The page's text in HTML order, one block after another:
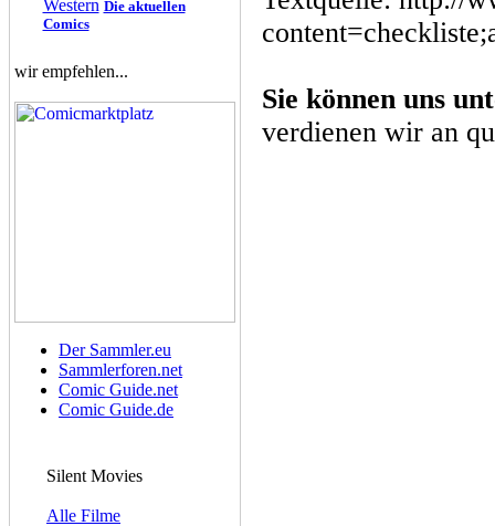
Western Die aktuellen
Comics
wir empfehlen...
Der Sammler.eu
Sammlerforen.net
Comic Guide.net
Comic Guide.de
Silent Movies
Alle Filme
Sie können uns
verdienen wir an